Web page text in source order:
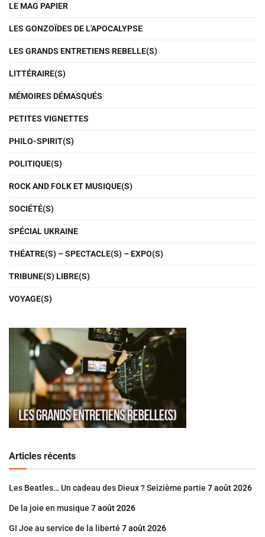
LE MAG PAPIER
LES GONZOÏDES DE L'APOCALYPSE
LES GRANDS ENTRETIENS REBELLE(S)
LITTÉRAIRE(S)
MÉMOIRES DÉMASQUÉS
PETITES VIGNETTES
PHILO-SPIRIT(S)
POLITIQUE(S)
ROCK AND FOLK ET MUSIQUE(S)
SOCIÉTÉ(S)
SPÉCIAL UKRAINE
THÉATRE(S) – SPECTACLE(S) – EXPO(S)
TRIBUNE(S) LIBRE(S)
VOYAGE(S)
Articles récents
Les Beatles… Un cadeau des Dieux ? Seizième partie 7 août 2026
De la joie en musique 7 août 2026
GI Joe au service de la liberté 7 août 2026